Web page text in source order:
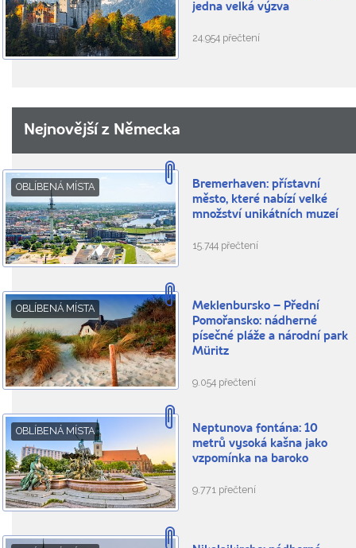
jedna velká výzva
24.954 přečtení
Nejnovější z Německa
OBLÍBENÁ MÍSTA
Bremerhaven: přístavní
město, které nabízí velké
množství unikátních muzeí
15.744 přečtení
OBLÍBENÁ MÍSTA
Meklenbursko – Přední
Pomořansko: nádherné
písečné pláže a národní park
Müritz
9.054 přečtení
OBLÍBENÁ MÍSTA
Neptunova fontána: 10
metrů vysoká kašna jako
vzpomínka na baroko
9.771 přečtení